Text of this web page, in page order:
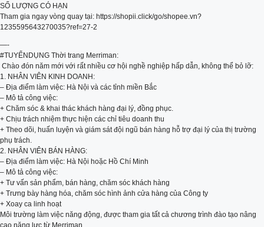
SỐ LƯỢNG CÓ HẠN
Tham gia ngay vòng quay tại: https://shopii.click/go/shopee.vn?
1235595643270035?ref=27-2
—-
#TUYỂNDỤNG Thời trang Merriman:
️ Chào đón năm mới với rất nhiều cơ hội nghề nghiệp hấp dẫn, không thể bỏ lỡ:
1. NHÂN VIÊN KINH DOANH:
– Địa điểm làm việc: Hà Nội và các tỉnh miền Bắc
– Mô tả công việc:
+ Chăm sóc & khai thác khách hàng đại lý, đồng phục.
+ Chịu trách nhiệm thực hiện các chỉ tiêu doanh thu
+ Theo dõi, huấn luyện và giám sát đội ngũ bán hàng hỗ trợ đại lý của thị trường
phụ trách.
2. NHÂN VIÊN BÁN HÀNG:
– Địa điểm làm việc: Hà Nội hoặc Hồ Chí Minh
– Mô tả công việc:
+ Tư vấn sản phẩm, bán hàng, chăm sóc khách hàng
+ Trưng bày hàng hóa, chăm sóc hình ảnh cửa hàng của Công ty
+ Xoay ca linh hoạt
Môi trường làm việc năng động, được tham gia tất cả chương trình đào tạo nâng
cao năng lực từ Merriman